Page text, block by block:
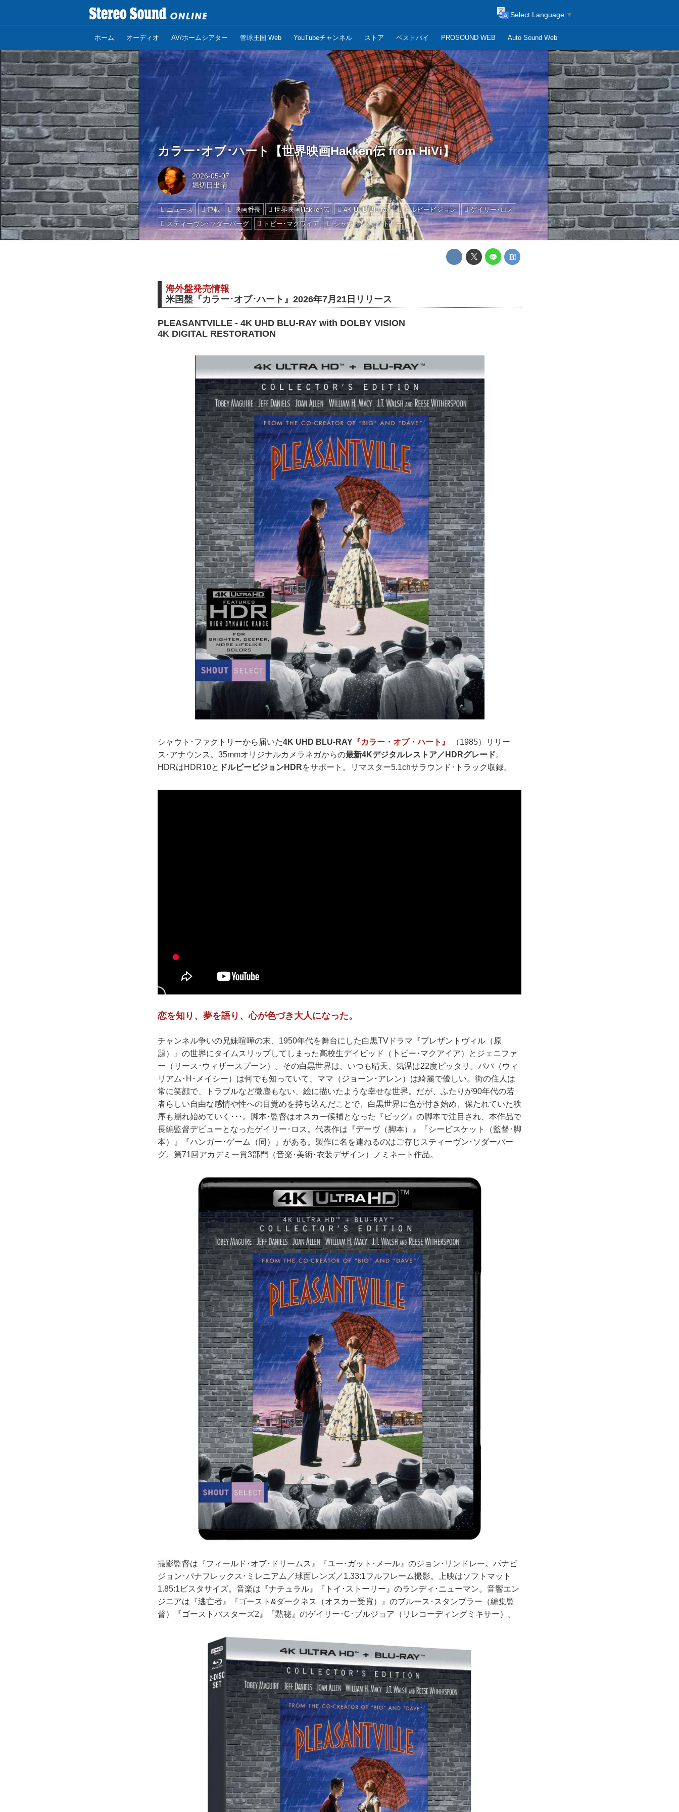
ホーム オーディオ AV/ホームシアター 管球王国 Web YouTubeチャンネル ストア ベストバイ PROSOUND WEB Auto Sound Web
Select Language ▼
カラー･オブ･ハート【世界映画Hakken伝 from HiVi】
2026-05-07
堀切日出晴
ニュース 連載 映画番長 世界映画Hakken伝 4K UHD Blu-ray ドルビービジョン
ゲイリー･ロス
スティーヴン･ソダーバーグ
トビー･マグワイア シャウト･ファクトリー
海外盤発売情報
米国盤『カラー･オブ･ハート』2026年7月21日リリース
PLEASANTVILLE - 4K UHD BLU-RAY with DOLBY VISION
4K DIGITAL RESTORATION
シャウト･ファクトリーから届いた4K UHD BLU-RAY 『カラー・オブ・ハート』
（1985）リリー
ス･アナウンス。35mmオリジナルカメラネガからの最新4Kデジタルレストア／HDRグレード。
HDRはHDR10と ドルビービジョンHDRをサポート。リマスター5.1chサラウンド･トラック収録。
恋を知り、夢を語り、心が色づき大人になった。
チャンネル争いの兄妹喧嘩の末、1950年代を舞台にした白黒TVドラマ『プレザントヴィル（原
題）』の世界にタイムスリップしてしまった高校生デイビッド（卜ビー･マクアイア）とジェニファ
ー（リース･ウィザースプーン）。その白黒世界は、いつも晴天、気温は22度ピッタリ。パパ（ウィ
リアム･H･メイシー）は何でも知っていて、ママ（ジョーン･アレン）は綺麗で優しい。街の住人は
常に笑顔で、トラブルなど微塵もない、絵に描いたような幸せな世界。だが、ふたりが90年代の若
者らしい自由な感情や性への目覚めを持ち込んだことで、白黒世界に色が付き始め、保たれていた秩
序も崩れ始めていく･･･。脚本･監督はオスカー候補となった『ビッグ』の脚本で注目され、本作品で
長編監督デビューとなったゲイリー･ロス。代表作は『デーヴ（脚本）』『シービスケット（監督･脚
本）』『ハンガー･ゲーム（同）』がある。製作に名を連ねるのはご存じスティーヴン･ソダーバー
グ。第71回アカデミー賞3部門（音楽･美術･衣装デザイン）ノミネート作品。
撮影監督は『フィールド･オブ･ドリームス』『ユー･ガット･メール』のジョン･リンドレー。パナビ
ジョン･パナフレックス･ミレニアム／球面レンズ／1.33:1フルフレーム撮影。上映はソフトマット
1.85:1ビスタサイズ。音楽は『ナチュラル』『トイ･ストーリー』のランディ･ニューマン。音響エン
ジニアは『逃亡者』『ゴースト&ダークネス（オスカー受賞）』のブルース･スタンブラー（編集監
督）『ゴーストバスターズ2』『黙秘』のゲイリー･C･ブルジョア（リレコーディングミキサー）。